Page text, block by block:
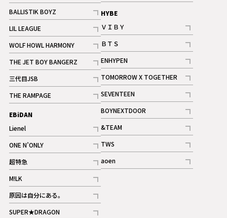
記事
BALLISTIK BOYZ
記事
LIL LEAGUE
記事
WOLF HOWL HARMONY
記事
THE JET BOY BANGERZ
記事
三代目JSB
記事
THE RAMPAGE
記事
ギャラリー
EBiDAN
Lienel
記事
ONE N’ONLY
記事
超特急
記事
M!LK
記事
原因は自分にある。
記事
SUPER★DRAGON
記事
HYBE
ＶＩＢＹ
記事
ＢＴＳ
記事
ENHYPEN
記事
TOMORROW X TOGETHER
記事
ギャラリー
SEVENTEEN
記事
BOYNEXTDOOR
記事
&TEAM
記事
TWS
記事
aoen
記事